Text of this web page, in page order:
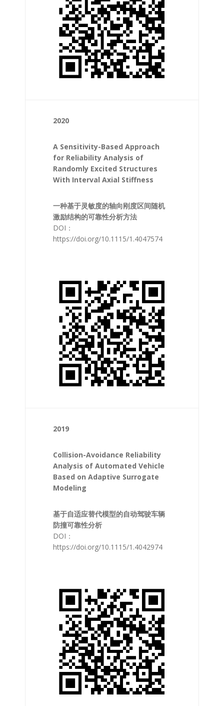
2020
A Sensitivity-Based Approach
for Reliability Analysis of
Randomly Excited Structures
With Interval Axial Stiffness
一种基于灵敏度的轴向刚度区间随机
激励结构的可靠性分析方法
DOI：
https://doi.org/10.1115/1.4047574
2019
Collision-Avoidance Reliability
Analysis of Automated Vehicle
Based on Adaptive Surrogate
Modeling
基于自适应替代模型的自动驾驶车辆
防撞可靠性分析
DOI：
https://doi.org/10.1115/1.4042974